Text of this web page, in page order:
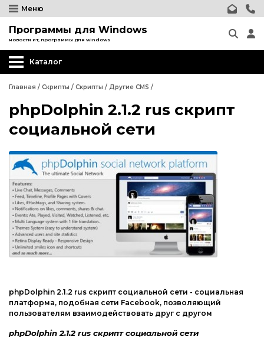
Меню
Программы для Windows
новости ит, программы для windows
Каталог
Wordpress
Joomla
phpBB форум
Другие CMS
Другие шаблоны
Главная / Скрипты / Скрипты / Другие CMS /
phpDolphin 2.1.2 rus скрипт
социальной сети
phpDolphin 2.1.2 rus скрипт социальной сети - социальная
платформа, подобная сети Facebook, позволяющий
пользователям взаимодействовать друг с другом
phpDolphin 2.1.2 rus скрипт социальной сети
Wordpress
Joomla
Другие CMS
Web-Мастеру
Другие шаблоны